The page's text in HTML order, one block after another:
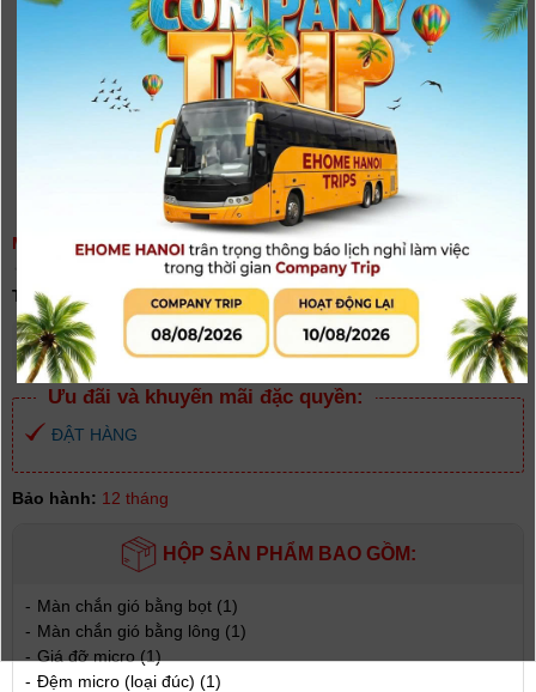
MICRO PHỎNG VẤN SONY ECM-778
người đánh giá)
Tình trạng:
Có hàng
Giá khuyến mại: Liên hệ [Giá đã bao gồm VAT]
Ưu đãi và khuyến mãi đặc quyền:
ĐẬT HÀNG
Bảo hành: 12 tháng
HỘP SẢN PHẨM BAO GỒM:
- Màn chắn gió bằng bọt (1)
- Màn chắn gió bằng lông (1)
- Giá đỡ micro (1)
- Đệm micro (loại đúc) (1)